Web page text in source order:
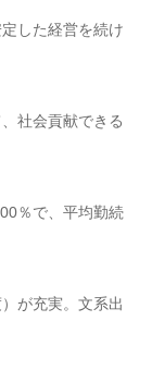
した経営を続け
社会貢献できる
％で、平均勤続
が充実。文系出